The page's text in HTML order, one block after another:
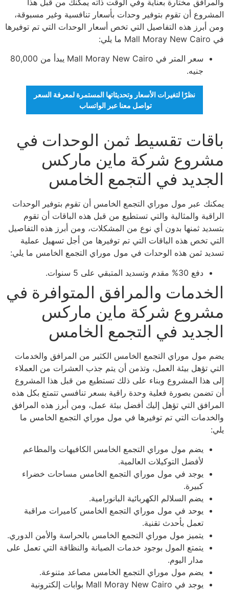
المشروع أن تقوم بتوفير وحدات بأسعار تنافسية وغير مسبوقة،
ومن أبرز هذه التفاصيل التي تخص أسعار الوحدات التي تم توفيرها
في Mall Moray New Cairo ما يلي:
سعر المتر في Mall Moray New Cairo يبدأ من 80,000
جنيه.
نظرًا لتغيرات الأسعار وتحديثاتها المستمرة لمعرفة السعر
تواصل معنا عبر الواتساب
باقات تقسيط ثمن الوحدات في
مشروع شركة ماين ماركس
الجديد في التجمع الخامس
يمكنك عبر مول موراي التجمع الخامس أن تقوم بتوفير الوحدات
الراقية والمثالية والتي تستطيع من قبل هذه الباقات أن تقوم
بتسديد ثمنها بدون أي نوع من المشكلات، ومن أبرز هذه التفاصيل
التي تخص هذه الباقات التي تم توفيرها من أجل تسهيل عملية
تسديد ثمن هذه الوحدات في مول موراي التجمع الخامس ما يلي:
دفع 30% مقدم وتسديد المتبقي على 5 سنوات.
الخدمات والمرافق المتوافرة في
مشروع شركة ماين ماركس
الجديد في التجمع الخامس
يضم مول موراي التجمع الخامس الكثير من المرافق والخدمات
التي تؤهل بيئة العمل، وتذمن أن يتم جذب العشرات من العملاء
إلى هذا المشروع وبناء على ذلك تستطيع من قبل هذا المشروع
أن تضمن بصورة فعلية وحدة راقية بسعر تنافسي تتمتع بكل هذه
المرافق التي تؤهل إليك أفضل بيئة عمل، ومن أبرز هذه المرافق
والخدمات التي تم توفيرها في مول موراي التجمع الخامس ما
يلي:
يضم مول موراي التجمع الخامس الكافيهات والمطاعم
لأفضل التوكيلات العالمية.
يوجد في مول موراي التجمع الخامس مساحات خضراء
كبيرة.
يضم السلالم الكهربائية البانورامية.
يوحد في مول موراي التجمع الخامس كاميرات مراقبة
تعمل بأحدث تقنية.
يتميز مول موراي التجمع الخامس بالحراسة والأمن الدوري.
يتمتع المول بوجود خدمات الصيانة والنظافة التي تعمل على
مدار اليوم.
يضم مول موراي التجمع الخامس مصاعد متنوعة.
يوجد في Mall Moray New Cairo بوابات إلكترونية